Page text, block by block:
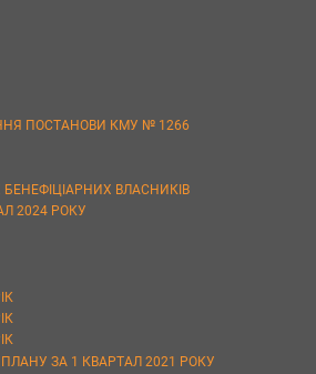
ПОСТАНОВИ КМУ № 1266
БЕНЕФІЦІАРНИХ ВЛАСНИКІВ
2024 РОКУ
ЗА 1 КВАРТАЛ 2021 РОКУ